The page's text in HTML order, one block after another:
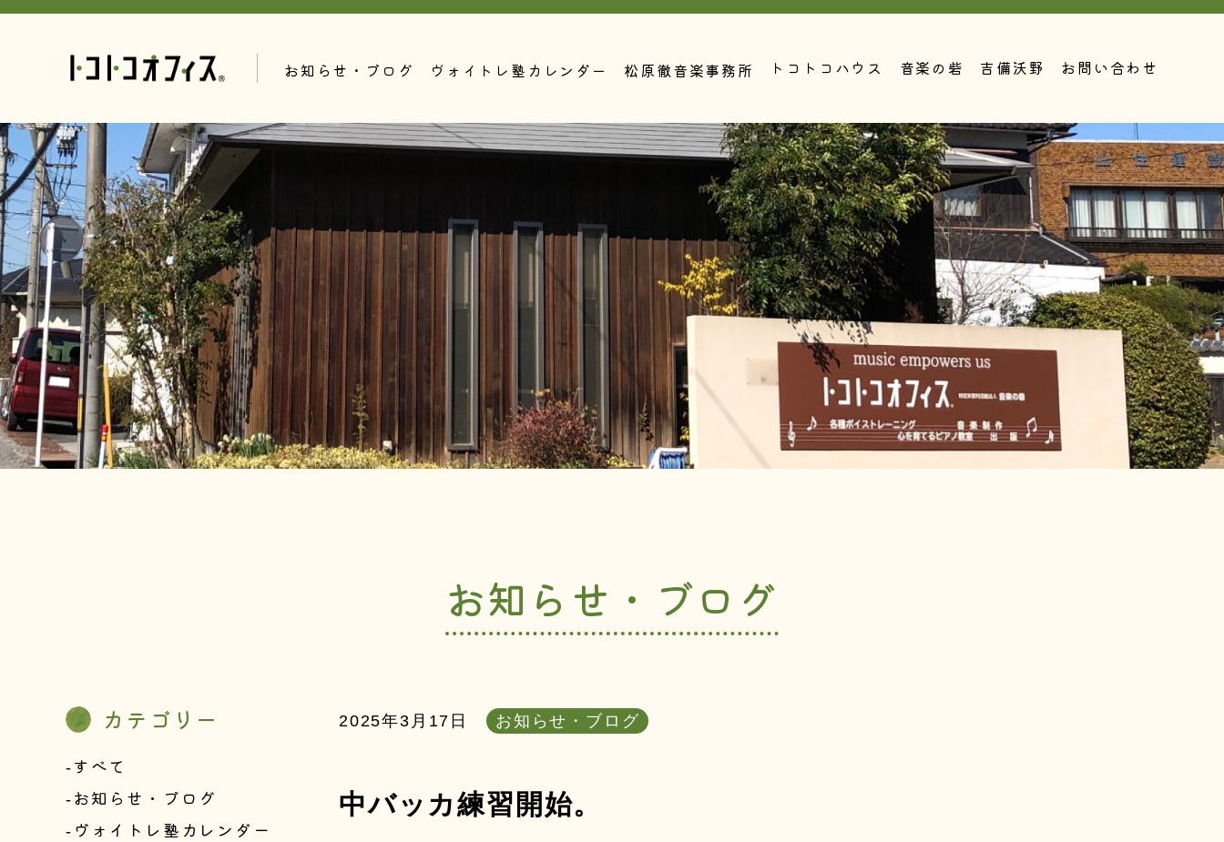
お知らせ・ブログ ヴォイトレ塾カレンダー 松原徹音楽事務所 トコトコハウス 音楽の砦 吉備沃野 お問い合わせ
お知らせ・ブログ
カテゴリー
すべて
お知らせ・ブログ
ヴォイトレ塾カレンダー
2025年3月17日 お知らせ・ブログ
中バッカ練習開始。